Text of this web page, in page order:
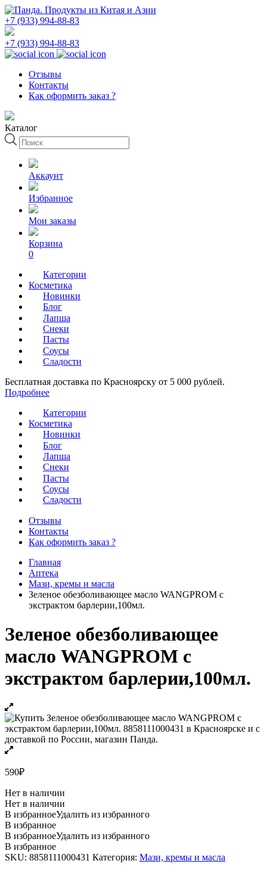
+7 (933) 994-88-83
+7 (933) 994-88-83
Отзывы
Контакты
Как оформить заказ ?
Каталог
Поиск
товаров
Аккаунт
Избранное
Мои заказы
Корзина
0
Категории
Косметика
Новинки
Блог
Лапша
Снеки
Пасты
Соусы
Сладости
Бесплатная доставка по Красноярску от 5 000 рублей.
Подробнее
Категории
Косметика
Новинки
Блог
Лапша
Снеки
Пасты
Соусы
Сладости
Отзывы
Контакты
Как оформить заказ ?
Главная
Аптека
Мази, кремы и масла
Зеленое обезболивающее масло WANGPROM с
экстрактом барлерии,100мл.
Зеленое обезболивающее
масло WANGPROM с
экстрактом барлерии,100мл.
590₽
Нет в наличии
Нет в наличии
В избранноеУдалить из избранного
В избранное
В избранноеУдалить из избранного
В избранное
SKU: 8858111000431 Категория: Мази, кремы и масла